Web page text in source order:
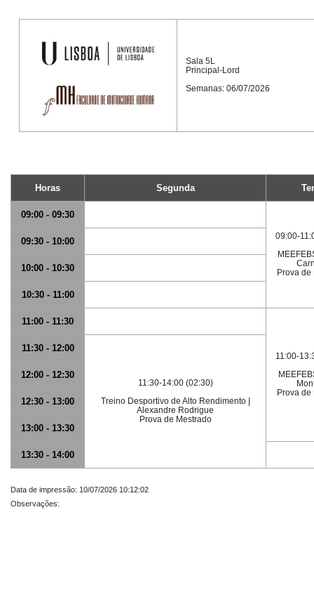
Sala 5L
Principal-Lord
Semanas: 06/07/2026
Horas Segunda
09:00 - 09:30
09:00-
Prova de
09:30 - 10:00
10:00 - 10:30
10:30 - 11:00
11:00 - 11:30
11:00-
Prova de
11:30 - 12:00
11:30-14:00 (02:30)
Treino Desportivo de Alto Rendimento |
Alexandre Rodrigue
Prova de Mestrado
12:00 - 12:30
12:30 - 13:00
13:00 - 13:30
13:30 - 14:00
Data de impressão: 10/07/2026 10:12:02
Observações: